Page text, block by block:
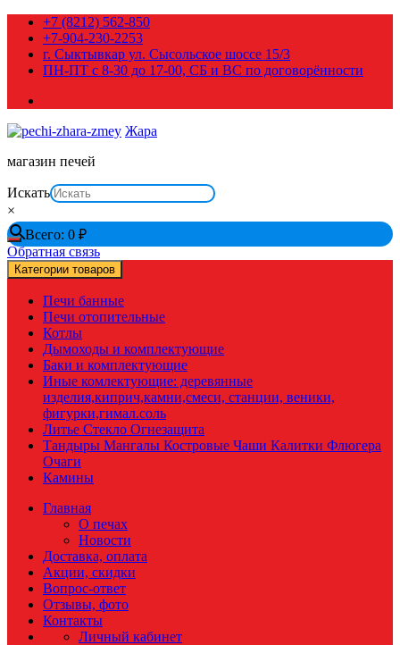
Перейти
содержимому
+7 (8212) 562-850
+7-904-230-2253
г. Сыктывкар ул. Сысольское шоссе 15/3
ПН-ПТ с 8-30 до 17-00, СБ и ВС по договорённости
Жара
магазин печей
Искать
×
Всего: 0 ₽
Обратная связь
Категории товаров
Печи банные
Печи отопительные
Котлы
Дымоходы и комплектующие
Баки и комплектующие
Иные комлектующие: деревянные
изделия,киприч,камни,смеси, станции, веники,
фигурки,гимал.соль
Литье Стекло Огнезащита
Тандыры Мангалы Костровые Чаши Калитки Флюгера
Очаги
Камины
Главная
О печах
Новости
Доставка, оплата
Акции, скидки
Вопрос-ответ
Отзывы, фото
Контакты
Личный кабинет